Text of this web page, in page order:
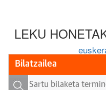
LEKU
Bilatzailea